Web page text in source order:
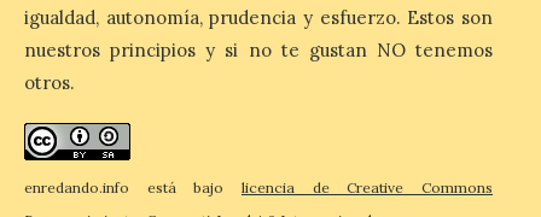
Asturias lidera el impacto
del fenómeno, con el
auge de la demanda redefine la
planificación: reservas más anticipadas y
estancias más breves en torno al evento.
igualdad, autonomía, prudencia y esfuerzo. Estos son
nuestros principios y si no te gustan NO tenemos
otros.
enredando.info está bajo licencia de Creative Commons